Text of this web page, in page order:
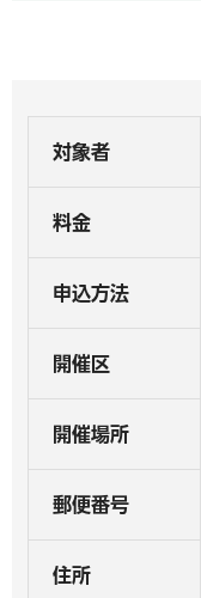
対象者
料金
申込方法
開催区
開催場所
郵便番号
住所